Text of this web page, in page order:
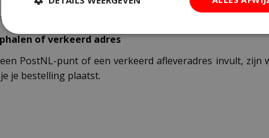
Nederland,
of verkeerd adres
PostNL-punt of een verkeerd afleveradres invult,
je bestelling plaatst.